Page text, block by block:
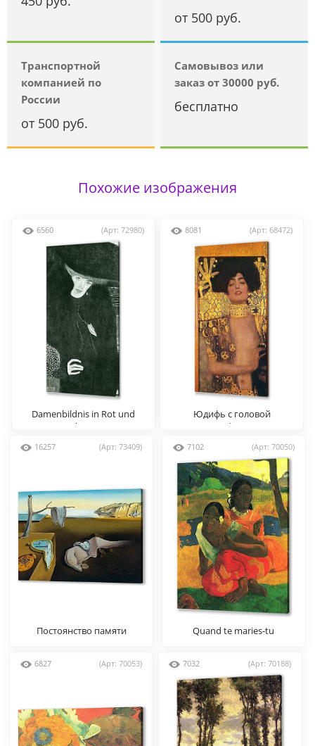
от 500 руб.
Транспортной
компанией по
России
от 500 руб.
Самовывоз или
заказ от 30000 руб.
бесплатно
Похожие изображения
6560 (Арт: 72980)
Damenbildnis in Rot und
Schwarz
8081 (Арт: 68472)
Юдифь с головой
Олоферна
16257 (Арт: 73409)
Постоянство памяти
7102 (Арт: 70050)
Quand te maries-tu
6827 (Арт: 70053) 7032 (Арт: 70188)